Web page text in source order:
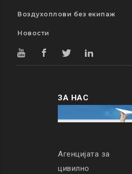
Воздухоплови без екипаж
Новости
ЗА НАС
Агенцијата за
цивилно